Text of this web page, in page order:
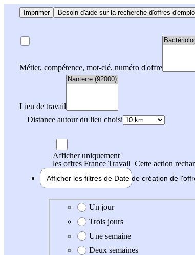
Imprimer Besoin d'aide sur la recherche d'offres
Métier, compétence, mot-clé, numéro d'offre
Lieu de travail
Distance autour du lieu choisi
Afficher uniquement
les offres France Travail Cette action
Afficher les filtres de Date de création de
Date de création de l'offre
Un jour
Trois jours
Une semaine
Deux semaines